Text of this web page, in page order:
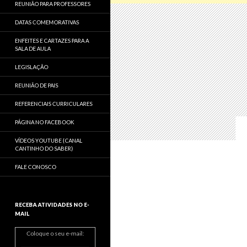
REUNIÃO PARA PROFESSORES
DATAS COMEMORATIVAS
ENFEITES E CARTAZES PARA A
SALA DE AULA
LEGISLAÇÃO
REUNIÃO DE PAIS
REFERENCIAIS CURRICULARES
PÁGINA NO FACEBOOK
VÍDEOS YOUTUBE (CANAL
CANTINHO DO SABER)
FALE CONOSCO
RECEBA ATIVIDADES NO E-
MAIL
Coloque o seu e-mail: